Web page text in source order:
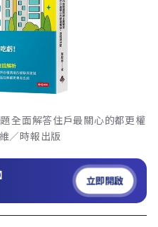
全面解答住戶最關心的都更權
／時報出版
立即開啟